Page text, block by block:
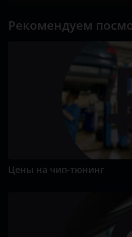
Рекомендуем
Цены на чип-тюнинг